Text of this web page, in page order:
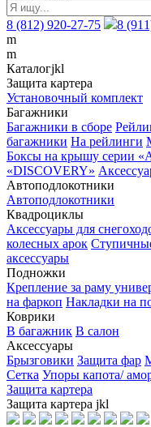
8 (812) 920-27-75
8
m
m
Каталогjkl
Защита картера
Установочный комплект
Багажники
Багажники в сборе
багажники На рейлинги
Боксы на крышу серии
«DISCOVERY»
Автоподлокотники
Автоподлокотники
Квадроциклы
Аксессуары для
колесных арок
аксессуары
Подножки
Крепление за раму
на фаркоп Накладки на
Коврики
В багажник В салон
Аксессуары
Брызговики Защита фар
Сетка Упоры капота/
Защита картера
Защита картера jkl